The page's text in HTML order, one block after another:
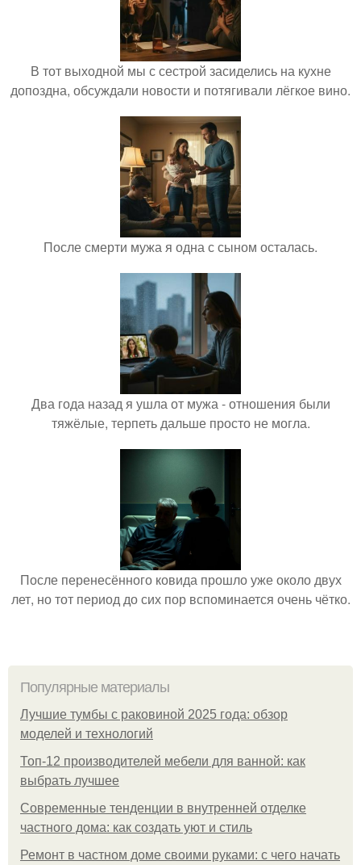
В тот выходной мы с сестрой засиделись на кухне
допоздна, обсуждали новости и потягивали лёгкое вино.
После смерти мужа я одна с сыном осталась.
Два года назад я ушла от мужа - отношения были
тяжёлые, терпеть дальше просто не могла.
После перенесённого ковида прошло уже около двух
лет, но тот период до сих пор вспоминается очень чётко.
Популярные материалы
Лучшие тумбы с раковиной 2025 года: обзор
моделей и технологий
Топ-12 производителей мебели для ванной: как
выбрать лучшее
Современные тенденции в внутренней отделке
частного дома: как создать уют и стиль
Ремонт в частном доме своими руками: с чего начать